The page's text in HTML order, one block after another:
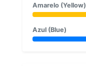
Amarelo (Yellow)
Azul (Blue)